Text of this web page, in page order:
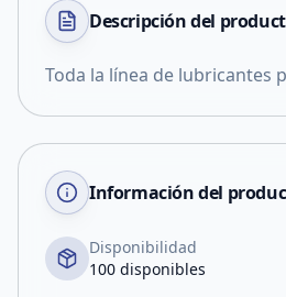
Descripción del
Toda la línea de lubricantes
Información del
Disponibilidad
100 disponibles